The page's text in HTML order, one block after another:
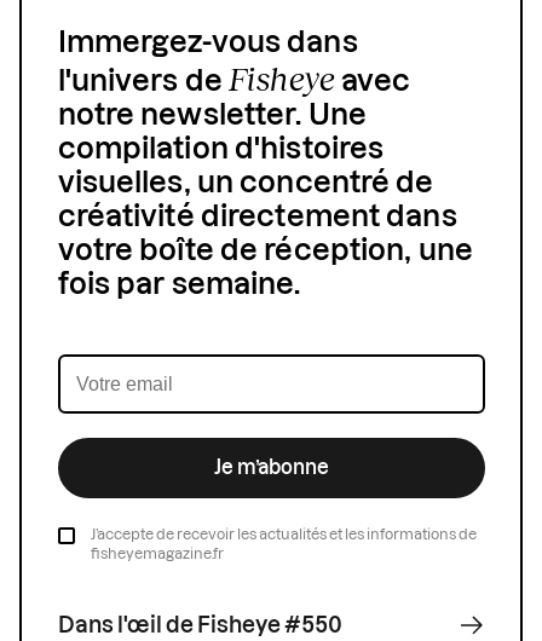
Immergez-vous dans
l'univers deFisheyeavec
notre newsletter. Une
compilation d'histoires
visuelles, un concentré de
créativité directement dans
votre boîte de réception, une
fois par semaine.
Je m’abonne
J’accepte de recevoir les actualités et les informations de
fisheyemagazine.fr
Dans l'œil de Fisheye #550